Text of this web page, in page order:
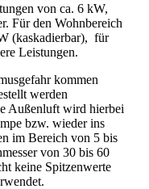
von ca. 6 kW,
Für den Wohnbereich
(kaskadierbar), für
Leistungen.
kommen
werden
Außenluft wird hierbei
bzw. wieder ins
im Bereich von 5 bis
von 30 bis 60
keine Spitzenwerte